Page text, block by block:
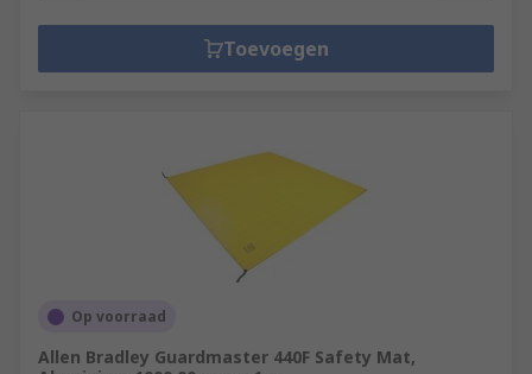
Toevoegen
Op voorraad
Allen Bradley Guardmaster 440F Safety Mat,